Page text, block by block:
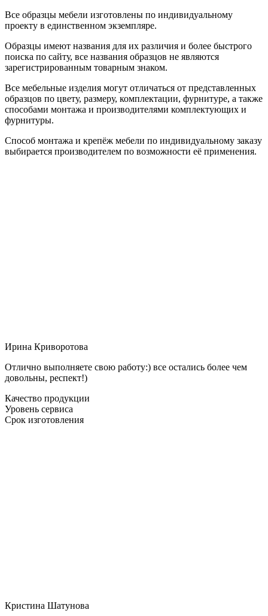
Все образцы мебели изготовлены по индивидуальному
проекту в единственном экземпляре.
Образцы имеют названия для их различия и более быстрого
поиска по сайту, все названия образцов не являются
зарегистрированным товарным знаком.
Все мебельные изделия могут отличаться от представленных
образцов по цвету, размеру, комплектации, фурнитуре, а также
способами монтажа и производителями комплектующих и
фурнитуры.
Способ монтажа и крепёж мебели по индивидуальному заказу
выбирается производителем по возможности её применения.
Ирина Криворотова
Отлично выполняете свою работу:) все остались более чем
довольны, респект!)
Качество продукции
Уровень сервиса
Срок изготовления
Кристина Шатунова